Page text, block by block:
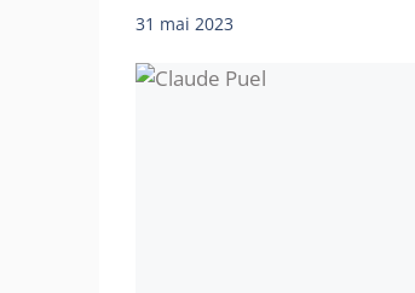
31 mai 2023